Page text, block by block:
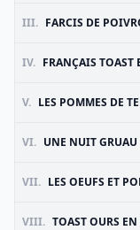
III. FARCIS DE
IV. FRANÇAIS TOAST
V. LES POMMES DE
VI. UNE NUIT GRUAU
VII. LES OEUFS ET
VIII. TOAST OURS EN